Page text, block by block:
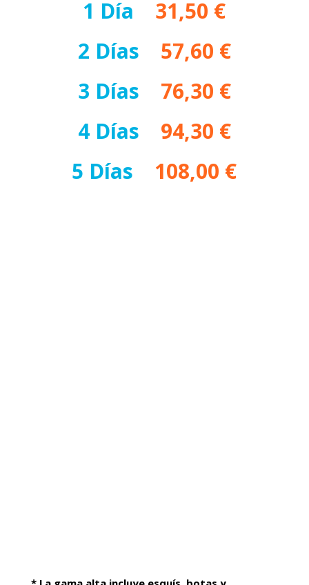
1 Día
31,50 €
2 Días
57,60 €
3 Días
76,30 €
4 Días
94,30 €
5 Días
108,00 €